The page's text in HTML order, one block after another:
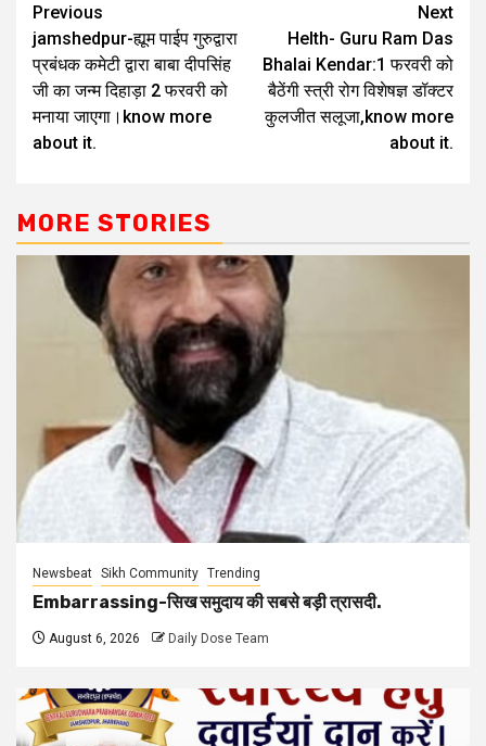
Previous
jamshedpur-ह्यूम पाईप गुरुद्वारा
प्रबंधक कमेटी द्वारा बाबा दीपसिंह
जी का जन्म दिहाड़ा 2 फरवरी को
मनाया जाएगा।know more
about it.
Next
Helth- Guru Ram Das
Bhalai Kendar:1 फरवरी को
बैठेंगी स्त्री रोग विशेषज्ञ डॉक्टर
कुलजीत सलूजा,know more
about it.
MORE STORIES
Newsbeat Sikh Community Trending
Embarrassing-सिख समुदाय की सबसे बड़ी त्रासदी.
August 6, 2026 Daily Dose Team